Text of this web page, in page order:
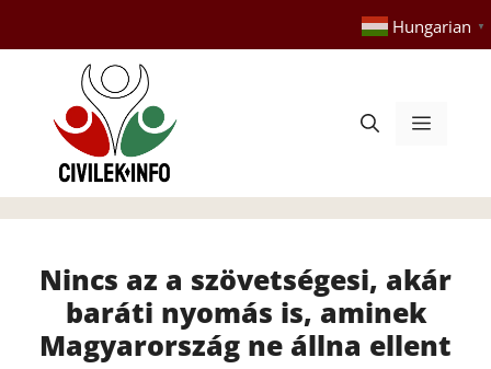
tartalomba
Hungarian ▼
Menü
Nincs az a szövetségesi, akár
baráti nyomás is, aminek
Magyarország ne állna ellent